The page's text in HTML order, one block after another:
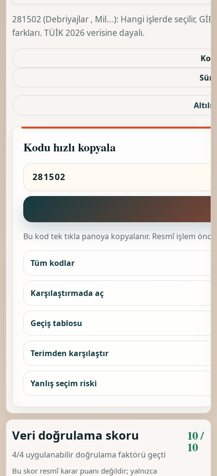
281502 (Debriyajlar , Mil...): Hangi işlerde seçilir,
farkları. TÜİK 2026 verisine dayalı.
Altılı
Kodu hızlı kopyala
Bu kod tek tıkla panoya kopyalanır. Resmî işlem
Tüm kodlar
Karşılaştırmada aç
Geçiş tablosu
Terimden karşılaştır
Yanlış seçim riski
Veri doğrulama skoru
4/4 uygulanabilir doğrulama faktörü geçti
Bu skor resmî karar puanı değildir; yalnızca
10 /
10